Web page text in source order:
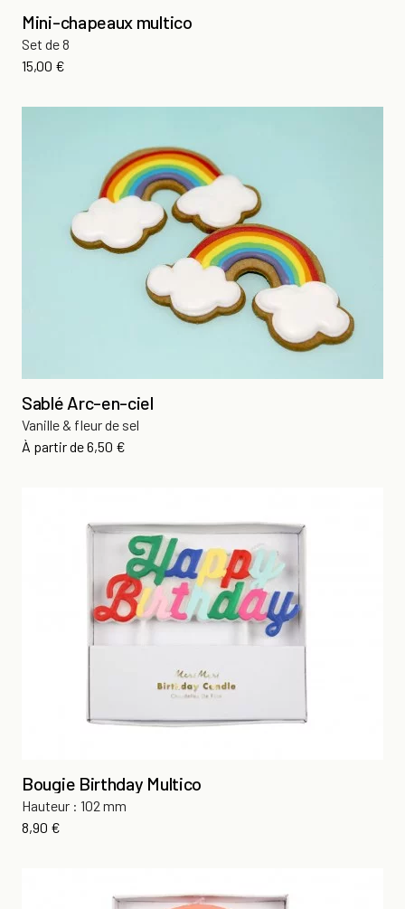
Mini-chapeaux multico
Set de 8
Prix
15,00 €
Sablé Arc-en-ciel
Vanille & fleur de sel
À partir dePrix
6,50 €
Bougie Birthday Multico
Hauteur : 102 mm
Prix
8,90 €